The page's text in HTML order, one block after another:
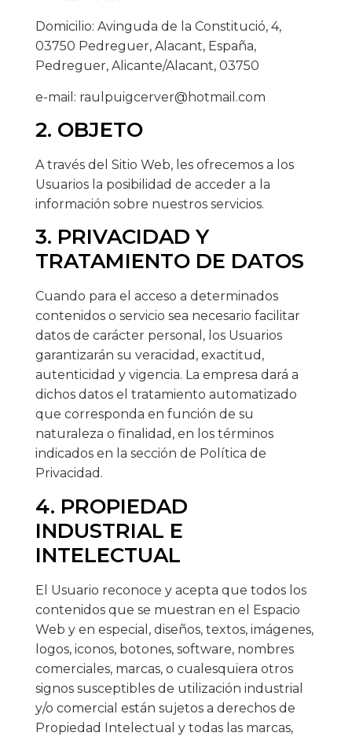
Domicilio: Avinguda de la Constitució, 4,
03750 Pedreguer, Alacant, España,
Pedreguer, Alicante/Alacant, 03750
e-mail: raulpuigcerver@hotmail.com
2. OBJETO
A través del Sitio Web, les ofrecemos a los
Usuarios la posibilidad de acceder a la
información sobre nuestros servicios.
3. PRIVACIDAD Y
TRATAMIENTO DE DATOS
Cuando para el acceso a determinados
contenidos o servicio sea necesario facilitar
datos de carácter personal, los Usuarios
garantizarán su veracidad, exactitud,
autenticidad y vigencia. La empresa dará a
dichos datos el tratamiento automatizado
que corresponda en función de su
naturaleza o finalidad, en los términos
indicados en la sección de Política de
Privacidad.
4. PROPIEDAD
INDUSTRIAL E
INTELECTUAL
El Usuario reconoce y acepta que todos los
contenidos que se muestran en el Espacio
Web y en especial, diseños, textos, imágenes,
logos, iconos, botones, software, nombres
comerciales, marcas, o cualesquiera otros
signos susceptibles de utilización industrial
y/o comercial están sujetos a derechos de
Propiedad Intelectual y todas las marcas,